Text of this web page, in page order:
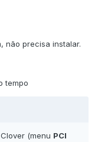
não precisa instalar.
tempo
(menu PCI